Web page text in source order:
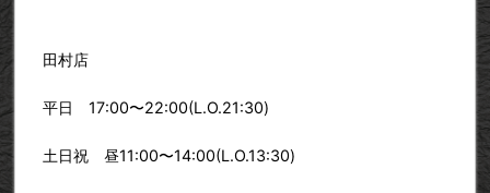
田村店
平日 17:00〜22:00(L.O.21:30)
土日祝 昼11:00〜14:00(L.O.13:30)